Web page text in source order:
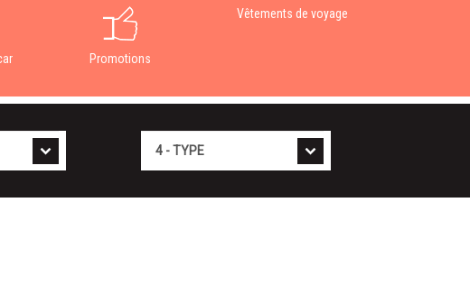
Promotions
Vêtements de voyage